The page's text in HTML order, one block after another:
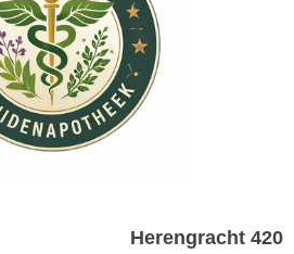
Herengracht 420